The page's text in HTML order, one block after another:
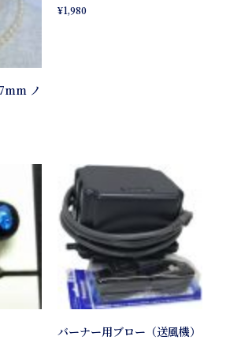
ノ
¥1,980
バーナー用ブロー（送風機）